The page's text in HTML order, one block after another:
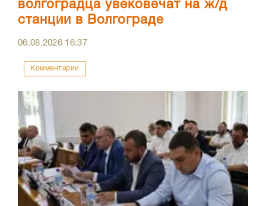
волгоградца увековечат на ж/д
станции в Волгограде
06.08.2026 16:37
Комментарии